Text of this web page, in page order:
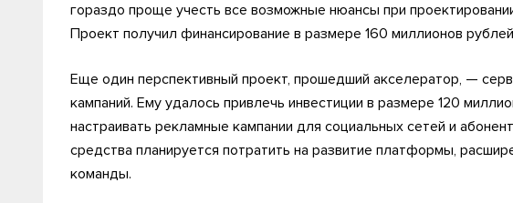
гораздо проще учесть все возможные нюансы при
Проект получил финансирование в размере 160 миллионов
Еще один перспективный проект, прошедший акселератор, —
кампаний. Ему удалось привлечь инвестиции в размере 120
настраивать рекламные кампании для социальных сетей и
средства планируется потратить на развитие платформы,
команды.